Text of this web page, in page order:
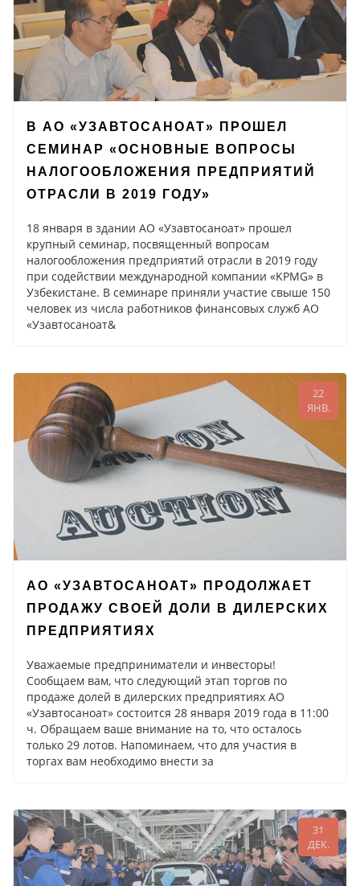
В АО «УЗАВТОСАНОАТ» ПРОШЕЛ
СЕМИНАР «ОСНОВНЫЕ ВОПРОСЫ
НАЛОГООБЛОЖЕНИЯ ПРЕДПРИЯТИЙ
ОТРАСЛИ В 2019 ГОДУ»
18 января в здании АО «Узавтосаноат» прошел
крупный семинар, посвященный вопросам
налогообложения предприятий отрасли в 2019 году
при содействии международной компании «KPMG» в
Узбекистане. В семинаре приняли участие свыше 150
человек из числа работников финансовых служб АО
«Узавтосаноат&
22
ЯНВ.
АО «УЗАВТОСАНОАТ» ПРОДОЛЖАЕТ
ПРОДАЖУ СВОЕЙ ДОЛИ В ДИЛЕРСКИХ
ПРЕДПРИЯТИЯХ
Уважаемые предприниматели и инвесторы!
Сообщаем вам, что следующий этап торгов по
продаже долей в дилерских предприятиях АО
«Узавтосаноат» состоится 28 января 2019 года в 11:00
ч. Обращаем ваше внимание на то, что осталось
только 29 лотов. Напоминаем, что для участия в
торгах вам необходимо внести за
31
ДЕК.